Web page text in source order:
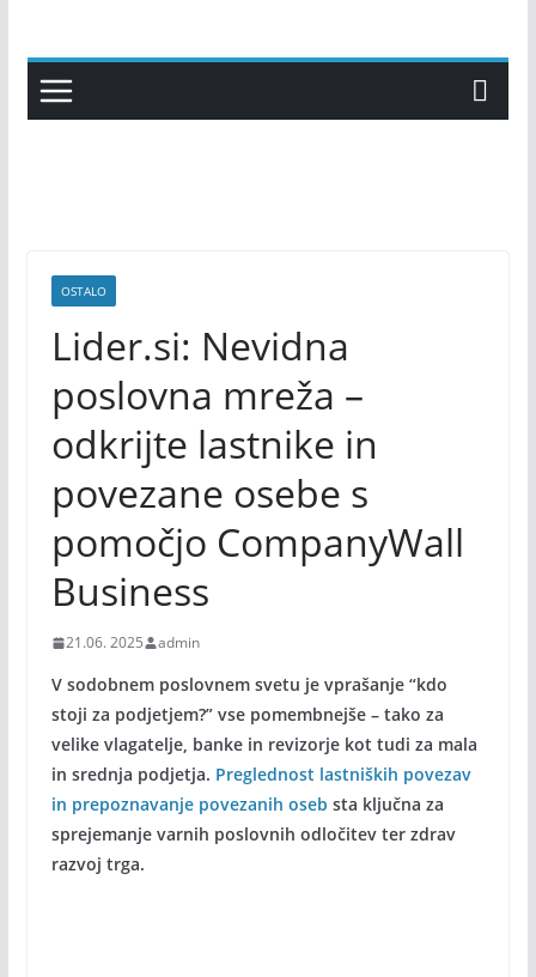
content
OSTALO
Lider.si: Nevidna
poslovna mreža –
odkrijte lastnike in
povezane osebe s
pomočjo CompanyWall
Business
21.06. 2025 admin
V sodobnem poslovnem svetu je vprašanje “kdo
stoji za podjetjem?” vse pomembnejše – tako za
velike vlagatelje, banke in revizorje kot tudi za mala
in srednja podjetja. Preglednost lastniških povezav
in prepoznavanje povezanih oseb sta ključna za
sprejemanje varnih poslovnih odločitev ter zdrav
razvoj trga.